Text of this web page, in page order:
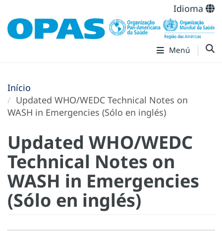
Idioma
Menú
Início
Updated WHO/WEDC Technical Notes on
WASH in Emergencies (Sólo en inglés)
Updated WHO/WEDC
Technical Notes on
WASH in Emergencies
(Sólo en inglés)